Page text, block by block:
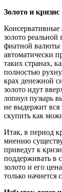
Золото и кризис
Консервативные
золото реальной
фиатной валюты
автоматически
таких странах,
полностью
крах денежной
золото идут
лопнул пузырь
не выдержит
скупить как
Итак, в период
мнению
приведут к
поддерживать в
золото и его
только